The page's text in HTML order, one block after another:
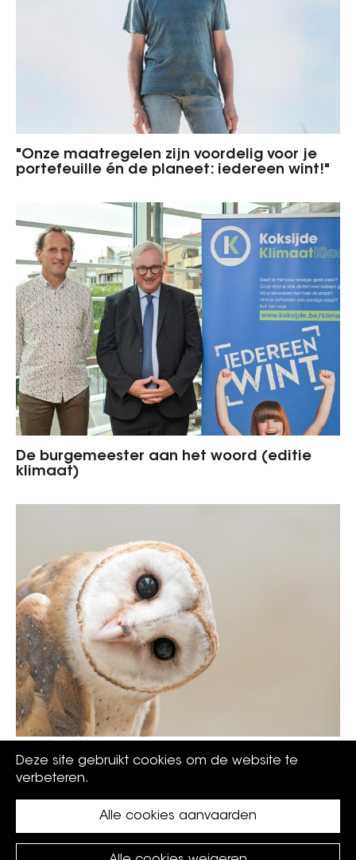
"Onze maatregelen zijn voordelig voor je
portefeuille én de planeet: iedereen wint!"
De burgemeester aan het woord (editie
klimaat)
Bescherm onze kerkuil en krijg een premie
Deze site gebruikt cookies om de website te
verbeteren.
Alle cookies aanvaarden